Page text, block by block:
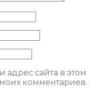
адрес сайта в этом
комментариев.